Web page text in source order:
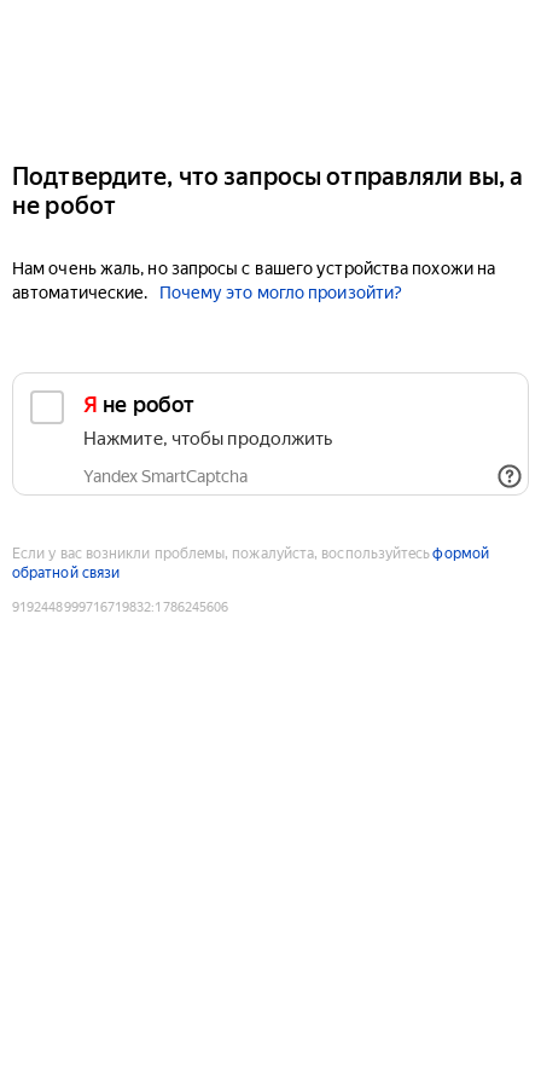
Подтвердите, что запросы отправляли вы, а
не робот
Нам очень жаль, но запросы с вашего устройства похожи на
автоматические.
Почему это могло произойти?
Я не робот
Нажмите, чтобы продолжить
Yandex SmartCaptcha
Если у вас возникли проблемы, пожалуйста, воспользуйтесьформой
обратной связи
9192448999716719832:1786245606